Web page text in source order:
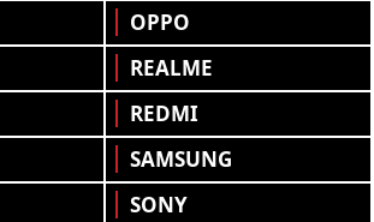
OPPO
REALME
REDMI
SAMSUNG
SONY